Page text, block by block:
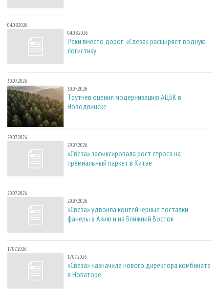
04.08.2026
04.08.2026
Реки вместо дорог: «Свеза» расширяет водную
логистику
30.07.2026
30.07.2026
Трутнев оценил модернизацию АЦБК в
Новодвинске
29.07.2026
29.07.2026
«Свеза» зафиксировала рост спроса на
премиальный паркет в Китае
20.07.2026
20.07.2026
«Свеза» удвоила контейнерные поставки
фанеры в Азию и на Ближний Восток
17.07.2026
17.07.2026
«Свеза» назначила нового директора комбината
в Новаторе